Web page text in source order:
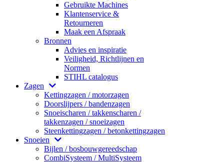
Gebruikte Machines
Klantenservice &
Retourneren
Maak een Afspraak
Bronnen
Advies en inspiratie
Veiligheid, Richtlijnen en
Normen
STIHL catalogus
Zagen
Kettingzagen / motorzagen
Doorslijpers / bandenzagen
Snoeischaren / takkenscharen /
takkenzagen / snoeizagen
Steenkettingzagen / betonkettingzagen
Snoeien
Bijlen / bosbouwgereedschap
CombiSysteem / MultiSysteem